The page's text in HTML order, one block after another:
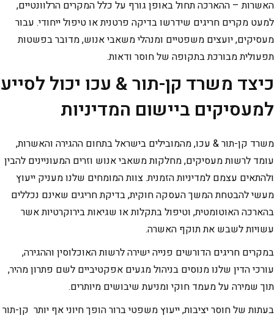
האשרות – ההארכה תחול באופן גורף על כלל המקרים הרלוונטיים,
למעט מקרים חריגים שידרשו בדיקה פרטנית או טיפול ייחודי. עבור
מעסיקים, יועצים משפטיים ומנהלי משאבי אנוש, מדובר בפשטות
תפעולית מבורכת בתקופה של חוסר ודאות.
כיצד משרד קן-תור & עכו יכול לסייע
למעסיקים ביישום המדיניות
משרד קן-תור & עכו, מהמובילים בישראל בתחום ההגירה והאשרות,
עומד לרשות מעסיקים, מחלקות משאבי אנוש וזרים המעוניינים להבין
ולהתאים עצמם למדיניות הזמנית. צוות המומחים שלנו מעניק ייעוץ
מעשי להבטחת המשך העסקה חוקית, בדיקת חריגים שאינם נכללים
בהארכה האוטומטית, וטיפול בתקלות או שגיאות בירוקרטיות אשר
עשויות לשבש את תוקף האשרה.
במקרים חריגים הדורשים פנייה ישירה לרשות האוכלוסין וההגירה,
עורכי הדין שלנו מנוסים בניהול מגעים אפקטיביים לשם פתרון מהיר,
תוך שמירה על מעמד חוקי ומניעת שיבושים מיותרים.
בעתות של חוסר יציבות, ייעוץ משפטי ברור הופך חיוני אף יותר קן-תור